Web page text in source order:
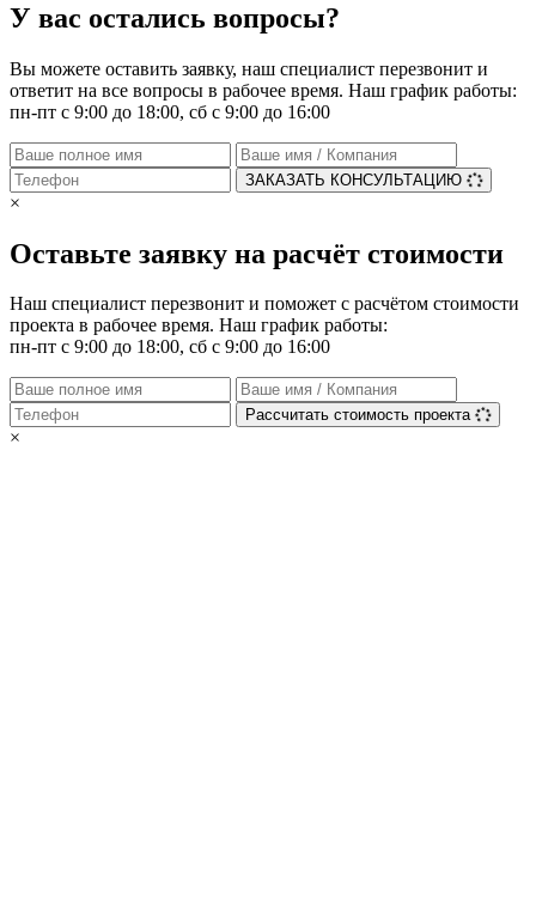
У вас остались вопросы?
Вы можете оставить заявку, наш специалист перезвонит и
ответит на все вопросы в рабочее время. Наш график работы:
пн-пт с 9:00 до 18:00, сб с 9:00 до 16:00
ЗАКАЗАТЬ КОНСУЛЬТАЦИЮ
×
Оставьте заявку на расчёт стоимости
Наш специалист перезвонит и поможет с расчётом стоимости
проекта в рабочее время. Наш график работы:
пн-пт с 9:00 до 18:00, сб с 9:00 до 16:00
Рассчитать стоимость проекта
×